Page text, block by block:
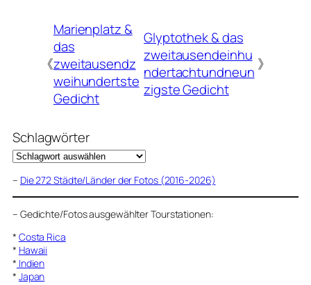
《
Marienplatz &
das
zweitausendz
weihundertste
Gedicht
Glyptothek & das
zweitausendeinhu
ndertachtundneun
zigste Gedicht
》
Schlagwörter
– Die 272 Städte/Länder der Fotos (2016-2026)
– Gedichte/Fotos ausgewählter Tourstationen:
* Costa Rica
* Hawaii
* Indien
* Japan